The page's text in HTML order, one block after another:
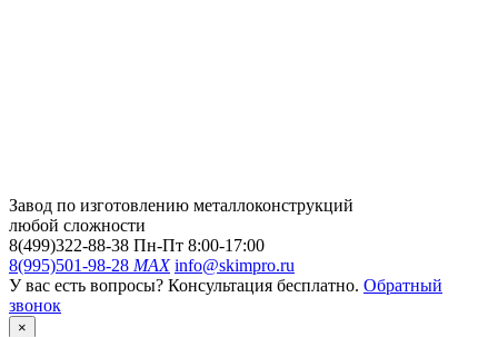
Завод по изготовлению металлоконструкций
любой сложности
8(499)322-88-38 Пн-Пт 8:00-17:00
8(995)501-98-28 MAX info@skimpro.ru
У вас есть вопросы? Консультация бесплатно. Обратный
звонок
×